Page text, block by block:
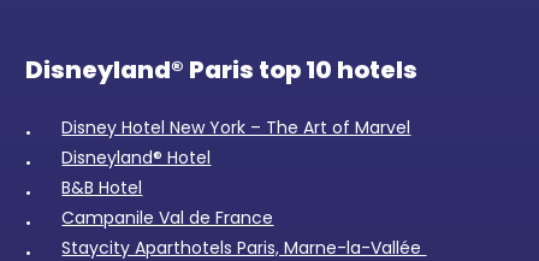
Disneyland® Paris top 10 hotels
Disney Hotel New York – The Art of Marvel
Disneyland® Hotel
B&B Hotel
Campanile Val de France
Staycity Aparthotels Paris, Marne-la-Vallée